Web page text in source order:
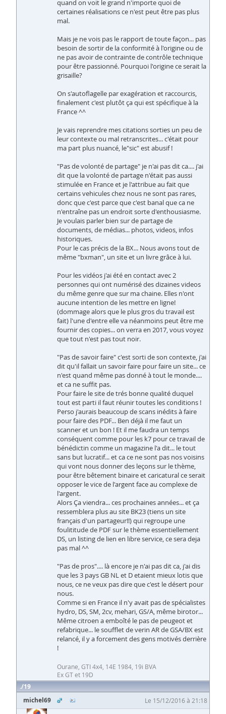
quand on voit le grand n'importe quoi de
certaines réalisations ce n'est peut être pas plus
mal.
Mais je ne vois pas le rapport de toute façon... pas
besoin de sortir de la conformité à l'origine ou de
ne pas avoir de contrainte de contrôle technique
pour être passionné. Pourquoi l'origine ce serait la
grisaille?
On s'autoflagelle par exagération et raccourcis,
finalement c'est plutôt ça qui est spécifique à la
France ^^
Je vais reprendre mes citations sorties un peu de
leur contexte ou mal retranscrites... c'était pour
ma part plus nuancé, le"sic" est abusif !
"Pas de volonté de partage" je n'ai pas dit ca.... j'ai
dit que la volonté de partage n'était pas aussi
stimulée en France et je l'attribue au fait que
certains vehicules chez nous ne sont pas rares,
donc que c'est parce que c'est banal que ca ne
n'entraîne pas un endroit sorte d'enthousiasme.
Je voulais parler bien sur de partage de
documents, de médias... photos, videos, infos
historiques.
Pour le cas précis de la BX... Nous avons tout de
même "bxman", un site et un livre grâce à lui.
Pour les vidéos j'ai été en contact avec 2
personnes qui ont numérisé des dizaines videos
du même genre que sur ma chaine. Elles n'ont
aucune intention de les mettre en ligne!
(dommage alors que le plus gros du travail est
fait) l'une d'entre elle va néanmoins peut être me
fournir des copies... on verra en 2017, vous voyez
que tout n'est pas tout noir.
"Pas de savoir faire" c'est sorti de son contexte, j'ai
dit qu'il fallait un savoir faire pour faire un site... ce
n'est quand même pas donné à tout le monde....
et ca ne suffit pas.
Pour faire le site de trés bonne qualité duquel
tout est parti il faut réunir toutes les conditions !
Perso j'aurais beaucoup de scans inédits à faire
pour faire des PDF... Ben déjà il me faut un
scanner et un bon ! Et il me faudra un temps
conséquent comme pour les k7 pour ce travail de
bénédictin comme un magazine l'a dit... le tout
sans but lucratif... et ca ce ne sont pas nos voisins
qui vont nous donner des leçons sur le thème,
pour être bêtement binaire et caricatural ce serait
opposer le vice de l'argent face au complexe de
l'argent.
Alors Ça viendra... ces prochaines années... et ça
ressemblera plus au site BK23 (tiens un site
français d'un partageur!!) qui regroupe une
foulititude de PDF sur le thème essentiellement
DS, un listing de lien en libre service, ce sera deja
pas mal ^^
"Pas de pros".... là encore je n'ai pas dit ca, j'ai dis
que les 3 pays GB NL et D etaient mieux lotis que
nous, ce ne veux pas dire que c'est le désert pour
nous.
Comme si en France il n'y avait pas de spécialistes
hydro, DS, SM, 2cv, mehari, GS/A, même birotor...
Même citroen a emboîté le pas de peugeot et
refabrique... le soufflet de verin AR de GSA/BX est
relancé, il y a forcement des gens motivés derrière
!
Ourane, GTI 4x4, 14E 1984, 19i BVA
Ex GT et 19D
19
michel69
Le 15/12/2016 à 21:18